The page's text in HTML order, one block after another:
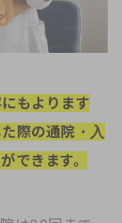
もよります
際の通院・入
できます。